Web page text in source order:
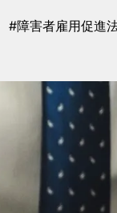
タグ
#障害者雇用促進